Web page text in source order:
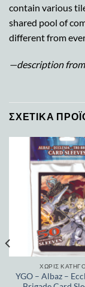
contain various
shared pool of
different from
—description
ΣΧΕΤΙΚΆ
ΧΩΡΊΣ
YGO – Albaz –